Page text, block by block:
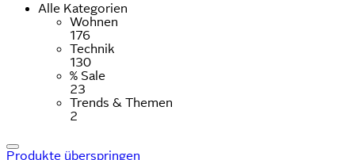
Alle Kategorien
Wohnen
176
Technik
130
% Sale
23
Trends & Themen
2
Produkte überspringen